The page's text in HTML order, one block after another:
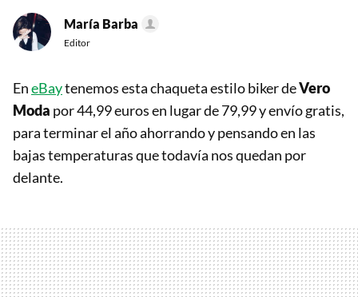
María Barba
Editor
EneBaytenemos esta chaqueta estilo biker deVero
Moda por 44,99 euros en lugar de 79,99 y envío gratis,
para terminar el año ahorrando y pensando en las
bajas temperaturas que todavía nos quedan por
delante.